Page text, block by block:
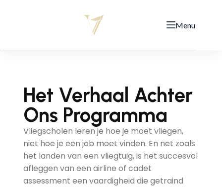
Menu
Het Verhaal Achter
Ons Programma
Vliegscholen leren je hoe je moet vliegen,
niet hoe je een job moet vinden. En net zoals
het landen van een vliegtuig, is het succesvol
afleggen van een airline of cadet
assessment een vaardigheid die getraind